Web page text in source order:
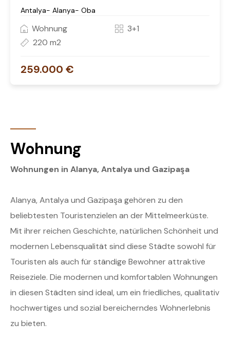
Antalya- Alanya- Oba
Wohnung
3+1
220 m2
259.000 €
Wohnung
Wohnungen in Alanya, Antalya und Gazipaşa
Alanya, Antalya und Gazipaşa gehören zu den
beliebtesten Touristenzielen an der Mittelmeerküste.
Mit ihrer reichen Geschichte, natürlichen Schönheit und
modernen Lebensqualität sind diese Städte sowohl für
Touristen als auch für ständige Bewohner attraktive
Reiseziele. Die modernen und komfortablen Wohnungen
in diesen Städten sind ideal, um ein friedliches, qualitativ
hochwertiges und sozial bereicherndes Wohnerlebnis
zu bieten.